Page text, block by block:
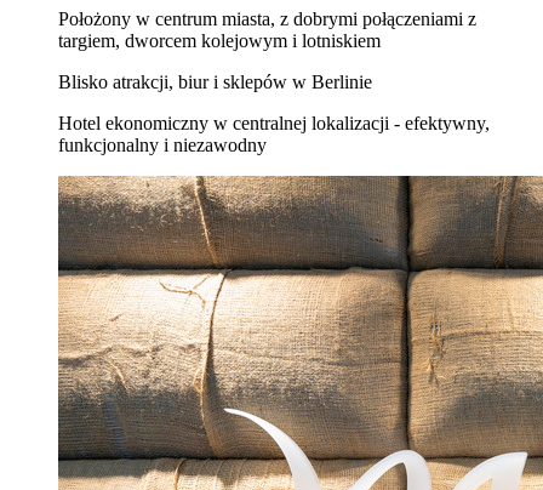
Położony w centrum miasta, z dobrymi połączeniami z
targiem, dworcem kolejowym i lotniskiem
Blisko atrakcji, biur i sklepów w Berlinie
Hotel ekonomiczny w centralnej lokalizacji - efektywny,
funkcjonalny i niezawodny